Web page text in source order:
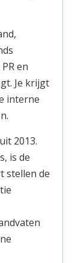
en
Je krijgt
interne
uit 2013.
is de
stellen de